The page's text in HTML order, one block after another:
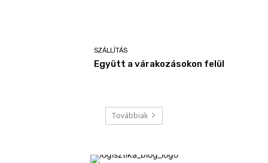
SZÁLLÍTÁS
Együtt a várakozásokon felül
Továbbiak